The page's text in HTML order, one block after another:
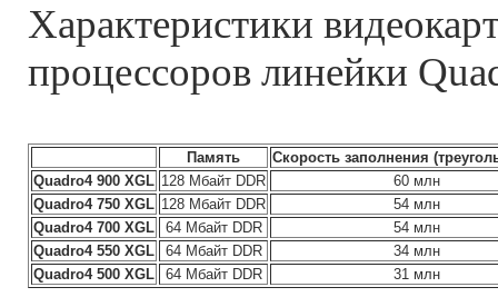
Характеристики
процессоров линейки
Память
Скорость заполнения
Quadro4 900 XGL 128 Мбайт DDR
60 млн
Quadro4 750 XGL 128 Мбайт DDR
54 млн
Quadro4 700 XGL
64 Мбайт DDR
54 млн
Quadro4 550 XGL
64 Мбайт DDR
34 млн
Quadro4 500 XGL
64 Мбайт DDR 31 млн